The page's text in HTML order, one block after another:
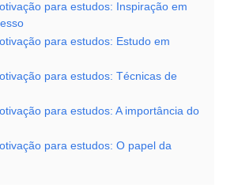
para estudos: Inspiração em
para estudos: Estudo em
para estudos: Técnicas de
para estudos: A importância do
para estudos: O papel da